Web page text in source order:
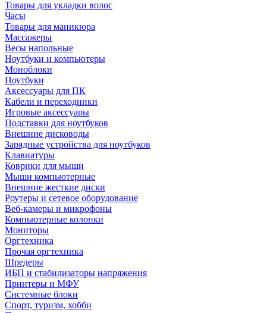
Товары для укладки волос
Часы
Товары для маникюра
Массажеры
Весы напольные
Ноутбуки и компьютеры
Моноблоки
Ноутбуки
Аксессуары для ПК
Кабели и переходники
Игровые аксессуары
Подставки для ноутбуков
Внешние дисководы
Зарядные устройства для ноутбуков
Клавиатуры
Коврики для мыши
Мыши компьютерные
Внешние жесткие диски
Роутеры и сетевое оборудование
Веб-камеры и микрофоны
Компьютерные колонки
Мониторы
Оргтехника
Прочая оргтехника
Шредеры
ИБП и стабилизаторы напряжения
Принтеры и МФУ
Системные блоки
Спорт, туризм, хобби